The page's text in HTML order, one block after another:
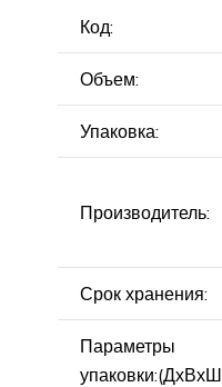
Код:
Объем:
Упаковка:
Производитель:
Срок хранения:
Параметры
упаковки:(ДхВхШ,